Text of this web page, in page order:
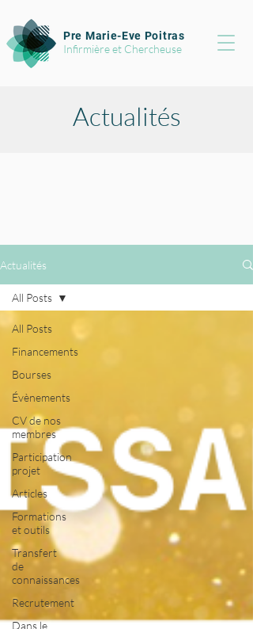
Pre Marie-Eve Poitras
Infirmière et Chercheuse
Actualités
Actualités
All Posts
Financements
Bourses
Évènements
CV de nos
membres
Participation
projet
Articles
Formations
et outils
Transfert
de
connaissances
Recrutement
Dans le
All Posts